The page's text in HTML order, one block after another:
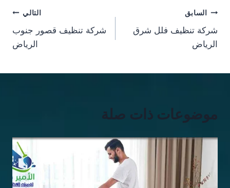
تصفّح
المقالات
السابق
شركة تنظيف فلل شرق
الرياض
التالي
شركة تنظيف قصور جنوب
الرياض
موضوعات ذات صلة